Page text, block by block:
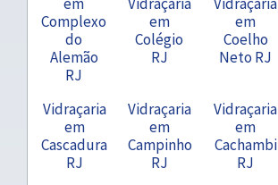
Complexo
do
Alemão
RJ
em
Colégio
RJ
em
Coelho
Neto RJ
Vidraçaria
em
Cascadura
RJ
Vidraçaria
em
Campinho
RJ
Vidraçaria
em
Cachambi
RJ